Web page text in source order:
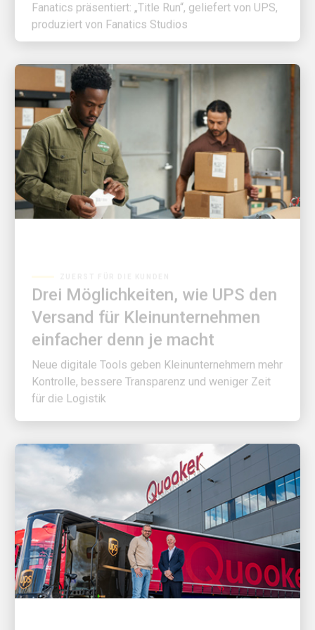
produziert von Fanatics Studios
Versand für Kleinunternehmen
einfacher denn je macht
Neue digitale Tools geben Kleinunternehmern mehr
Kontrolle, bessere Transparenz und weniger Zeit
für die Logistik